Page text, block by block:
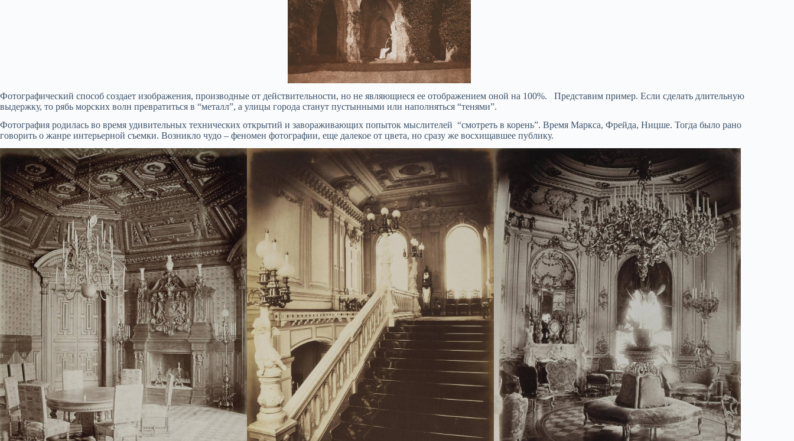
Фотографический способ создает изображения, производные от действительности, но не являющиеся ее отображением оной на 100%. Представим пример. Если сделать длительную
выдержку, то рябь морских волн превратиться в “металл”, а улицы города станут пустынными или наполняться “тенями”.
Фотография родилась во время удивительных технических открытий и завораживающих попыток мыслителей “смотреть в корень”. Время Маркса, Фрейда, Ницше. Тогда было рано
говорить о жанре интерьерной съемки. Возникло чудо – феномен фотографии, еще далекое от цвета, но сразу же восхищавшее публику.